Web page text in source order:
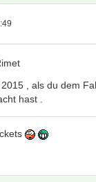
, als du dem
hast .